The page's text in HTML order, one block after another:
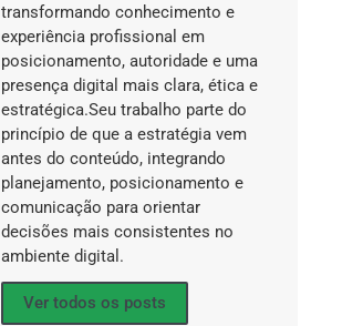
transformando conhecimento e
experiência profissional em
posicionamento, autoridade e uma
presença digital mais clara, ética e
estratégica.Seu trabalho parte do
princípio de que a estratégia vem
antes do conteúdo, integrando
planejamento, posicionamento e
comunicação para orientar
decisões mais consistentes no
ambiente digital.
Ver todos os posts